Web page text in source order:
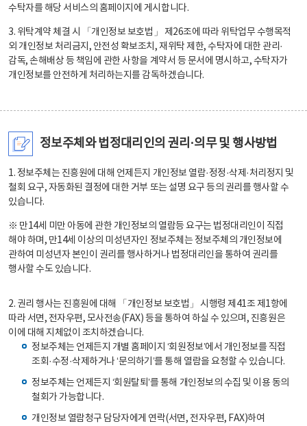
수탁자를 해당 서비스의 홈페이지에 게시합니다.
3. 위탁계약 체결 시 「개인정보 보호법」 제26조에 따라 위탁업무 수행목적
외 개인정보 처리금지, 안전성 확보조치, 재위탁 제한, 수탁자에 대한 관리·
감독, 손해배상 등 책임에 관한 사항을 계약서 등 문서에 명시하고, 수탁자가
개인정보를 안전하게 처리하는지를 감독하겠습니다.
정보주체와 법정대리인의 권리·의무 및 행사방법
1. 정보주체는 진흥원에 대해 언제든지 개인정보 열람·정정·삭제·처리정지 및
철회 요구, 자동화된 결정에 대한 거부 또는 설명 요구 등의 권리를 행사할 수
있습니다.
※ 만14세 미만 아동에 관한 개인정보의 열람등 요구는 법정대리인이 직접
해야 하며, 만14세 이상의 미성년자인 정보주체는 정보주체의 개인정보에
관하여 미성년자 본인이 권리를 행사하거나 법정대리인을 통하여 권리를
행사할 수도 있습니다.
2. 권리 행사는 진흥원에 대해 「개인정보 보호법」 시행령 제41조 제1항에
따라 서면, 전자우편, 모사전송(FAX) 등을 통하여 하실 수 있으며, 진흥원은
이에 대해 지체없이 조치하겠습니다.
정보주체는 언제든지 개별 홈페이지 ‘회원정보’에서 개인정보를 직접
조회·수정·삭제하거나 ‘문의하기’를 통해 열람을 요청할 수 있습니다.
정보주체는 언제든지 ‘회원탈퇴’를 통해 개인정보의 수집 및 이용 동의
철회가 가능합니다.
개인정보 열람청구 담당자에게 연락(서면, 전자우편, FAX)하여